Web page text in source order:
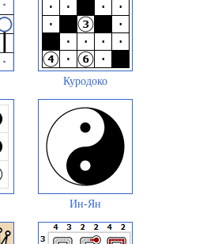
Куродоко
Ин-Ян